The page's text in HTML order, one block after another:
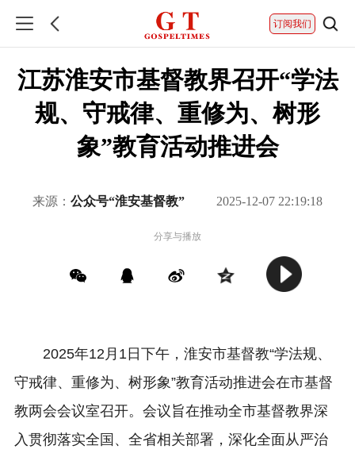
订阅我们
江苏淮安市基督教界召开“学法
规、守戒律、重修为、树形
象”教育活动推进会
来源： 公众号“淮安基督教” 2025-12-07 22:19:18
分享与播放
2025年12月1日下午，淮安市基督教“学法规、
守戒律、重修为、树形象”教育活动推进会在市基督
教两会会议室召开。会议旨在推动全市基督教界深
入贯彻落实全国、全省相关部署，深化全面从严治